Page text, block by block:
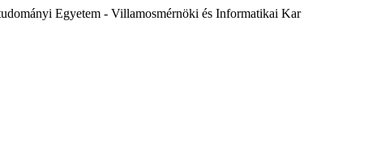
Egyetem - Villamosmérnöki és Informatikai Kar